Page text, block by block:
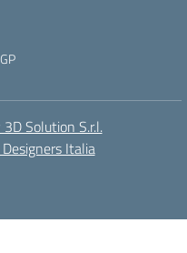
Solution S.r.l.
Italia